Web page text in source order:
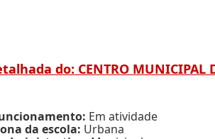
do: CENTRO MUNICIPAL
Em atividade
da escola: Urbana